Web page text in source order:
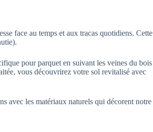
face au temps et aux tracas quotidiens. Cette
pour parquet en suivant les veines du bois
vous découvrirez votre sol revitalisé avec
avec les matériaux naturels qui décorent notre